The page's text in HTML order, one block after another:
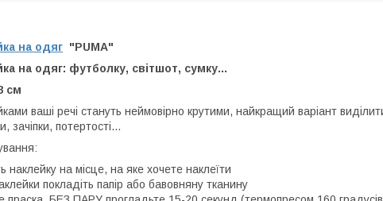
на одяг "PUMA"
на одяг: футболку, світшот, сумку...
см
ваші речі стануть неймовірно крутими, найкращий варіант
зачіпки, потертості...
наклейку на місце, на яке хочете наклеїти
покладіть папір або бавовняну тканину